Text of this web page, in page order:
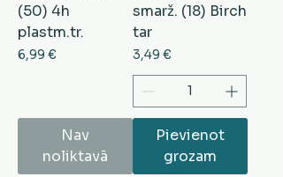
(50) 4h
plastm.tr.
Cena
6,99 €
Nav
noliktavā
smarž. (18) Birch
tar
Cena
3,49 €
Pievienot
grozam